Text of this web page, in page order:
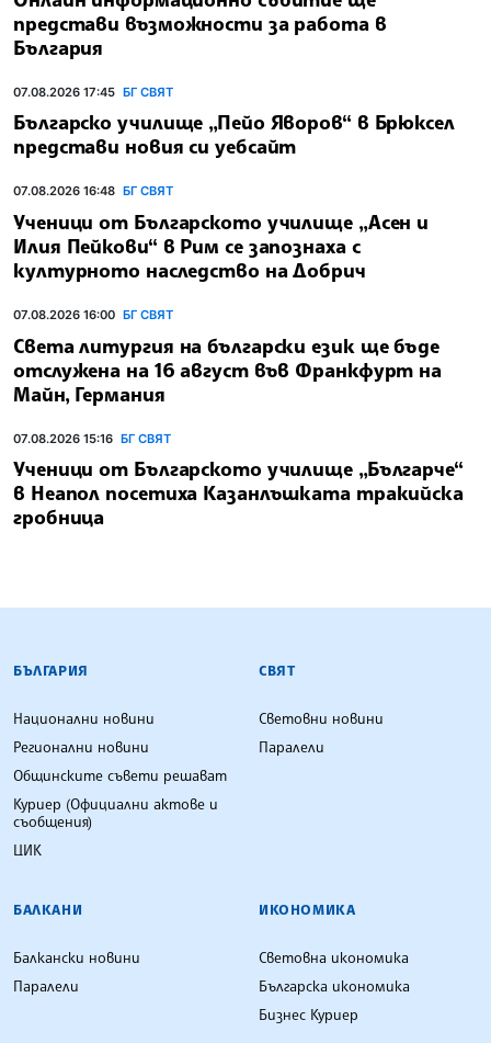
представи възможности за работа в
България
07.08.2026 17:45 БГ СВЯТ
Българско училище „Пейо Яворов“ в Брюксел
представи новия си уебсайт
07.08.2026 16:48 БГ СВЯТ
Ученици от Българското училище „Асен и
Илия Пейкови“ в Рим се запознаха с
културното наследство на Добрич
07.08.2026 16:00 БГ СВЯТ
Света литургия на български език ще бъде
отслужена на 16 август във Франкфурт на
Майн, Германия
07.08.2026 15:16 БГ СВЯТ
Ученици от Българското училище „Българче“
в Неапол посетиха Казанлъшката тракийска
гробница
БЪЛГАРСКА ТЕЛЕГРАФНА АГЕНЦИЯ
БЪЛГАРИЯ
Национални новини
Регионални новини
Общинските съвети решават
Куриер (Официални актове и
съобщения)
ЦИК
СВЯТ
Световни новини
Паралели
БАЛКАНИ
Балкански новини
Паралели
ИКОНОМИКА
Световна икономика
Българска икономика
Бизнес Куриер